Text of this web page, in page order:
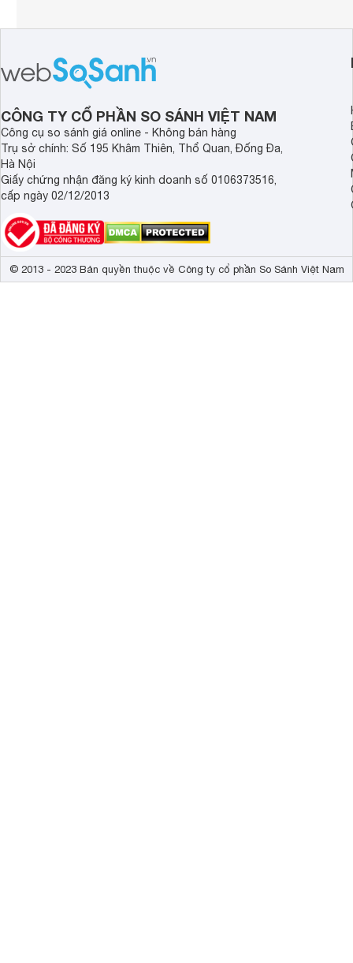
CÔNG TY CỔ PHẦN SO SÁNH VIỆT NAM
Công cụ so sánh giá online - Không bán hàng
Trụ sở chính: Số 195 Khâm Thiên, Thổ Quan, Đống Đa,
Hà Nội
Giấy chứng nhận đăng ký kinh doanh số 0106373516,
cấp ngày 02/12/2013
© 2013 - 2023 Bản quyền thuộc về Công ty cổ phần So Sánh Việt Nam